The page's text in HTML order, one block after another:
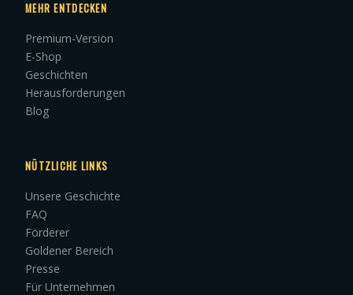
MEHR ENTDECKEN
Premium-Version
E-Shop
Geschichten
Herausforderungen
Blog
NÜTZLICHE LINKS
Unsere Geschichte
FAQ
Förderer
Goldener Bereich
Presse
Für Unternehmen